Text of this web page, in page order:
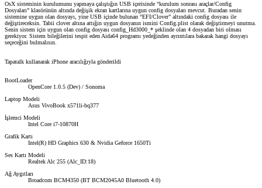
OsX sisteminin kurulumunu yapmaya çalıştığın USB içerisinde “kurulum sonrası araçlar/Config
Dosyaları” klasörünün altında değişik ekran kartlarına uygun config dosyaları mevcut. Buradan senin
sistemine uygun olan dosyayı, yine USB içinde bulunan “EFI/Clover” altındaki config dosyası ile
değiştireceksin. Tabii clover altına attığın uygun dosyanın ismini Config.plist olarak değiştirmeyi unutma.
Senin sistem için uygun olan config dosyası config_Hd3000_* şeklinde olan 4 dosyadan biri olması
gerekiyor. Sistem bileğilerini tespit eden Aida64 programı yedeğinden ayrıntılara bakarak hangi dosyayı
seçeceğini bulmalısın.
Tapatalk kullanarak iPhone aracılığıyla gönderildi
BootLoader
OpenCore 1.0.5 (Dev) / Sonoma
Laptop Modeli
Asus VivoBook x571li-bq377
İşlemci Modeli
Intel Core i7-10870H
Grafik Kartı
Intel(R) HD Graphics 630 & Nvidia Geforce 1650Ti
Ses Kartı Modeli
Realtek Alc 255 (Alc_ID:18)
Ağ Aygıtları
Broadcom BCM4350 (BT BCM2045A0 Bluetooth 4.0)